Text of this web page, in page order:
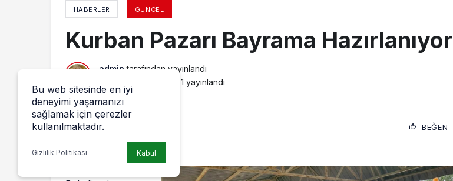
HABERLER GÜNCEL
Kurban Pazarı Bayrama Hazırlanıyor
admin tarafından yayınlandı
21 Ağustos 2017, 20:51 yayınlandı
BEĞEN
Bu web sitesinde en iyi
deneyimi yaşamanızı
sağlamak için çerezler
kullanılmaktadır.
Gizlilik Politikası Kabul